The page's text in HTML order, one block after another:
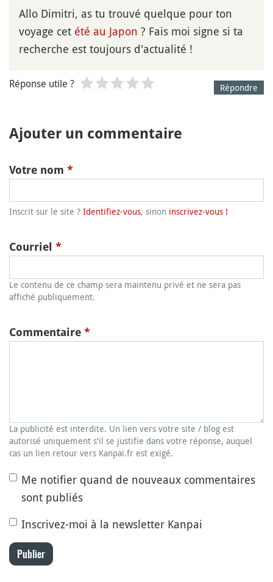
Allo Dimitri, as tu trouvé quelque pour ton
voyage cet été au Japon ? Fais moi signe si ta
recherche est toujours d'actualité !
Répondre
Réponse utile ?
Ajouter un commentaire
Votre nom *
Inscrit sur le site ? Identifiez-vous, sinon inscrivez-vous !
Courriel *
Le contenu de ce champ sera maintenu privé et ne sera pas
affiché publiquement.
Commentaire *
La publicité est interdite. Un lien vers votre site / blog est
autorisé uniquement s'il se justifie dans votre réponse, auquel
cas un lien retour vers Kanpai.fr est exigé.
Me notifier quand de nouveaux commentaires
sont publiés
Inscrivez-moi à la newsletter Kanpai
Publier